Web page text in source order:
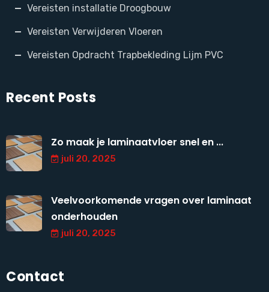
Vereisten installatie Droogbouw
Vereisten Verwijderen Vloeren
Vereisten Opdracht Trapbekleding Lijm PVC
Recent Posts
Zo maak je laminaatvloer snel en ...
juli 20, 2025
Veelvoorkomende vragen over laminaat
onderhouden
juli 20, 2025
Contact